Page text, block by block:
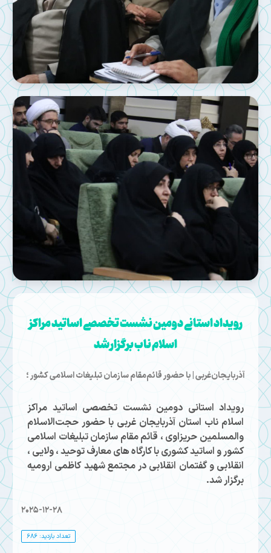
رویداد استانی دومین نشست تخصصی اساتید مراکز
اسلام ناب برگزار شد
آذربایجان‌غربی | با حضور قائم‌مقام سازمان تبلیغات اسلامی کشور ؛
رویداد استانی دومین نشست تخصصی اساتید مراکز
اسلام ناب استان آذربایجان غربی با حضور حجت‌الاسلام
والمسلمین حریزاوی ، قائم مقام سازمان تبلیغات اسلامی
کشور و اساتید کشوری با کارگاه های معارف توحید ، ولایی ،
انقلابی و گفتمان انقلابی در مجتمع شهید کاظمی ارومیه
برگزار شد.
2025-12-28
تعداد بازدید: 686